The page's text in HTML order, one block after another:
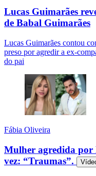
Lucas Guimarães
de Babal Guimarães
Lucas Guimarães contou
preso por agredir a ex-
do pai
Fábia Oliveira
Mulher agredida por
vez: “Traumas”.